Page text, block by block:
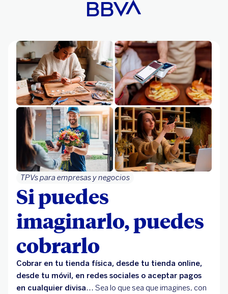
TPVs para empresas y negocios
Si puedes
imaginarlo, puedes
cobrarlo
Cobrar en tu tienda física, desde tu tienda online,
desde tu móvil, en redes sociales o aceptar pagos
en cualquier divisa… Sea lo que sea que imagines, con